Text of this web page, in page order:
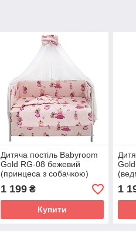
Дитяча постіль Babyroom
Gold RG-08 бежевий
(принцеса з собачкою)
1 199₴
Купити
1